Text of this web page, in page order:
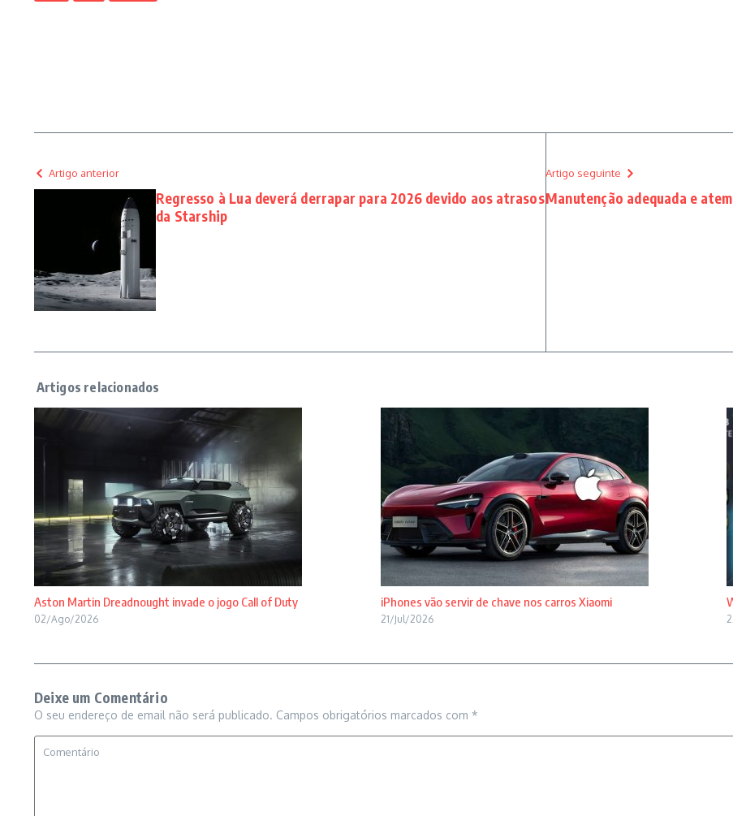
Artigo anterior
Regresso à Lua deverá derrapar para 2026 devido aos atrasos
da Starship
Artigo seguinte
Manutenção adequada e
Aston Martin Dreadnought invade o jogo Call of Duty
02/Ago/2026
iPhones vão servir de chave nos carros Xiaomi
21/Jul/2026
Deixe um Comentário
O seu endereço de email não será publicado. Campos obrigatórios marcados com *